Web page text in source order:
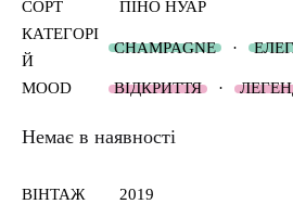
СОРТ
ПІНО НУАР
КАТЕГОРІ
Й
CHAMPAGNE ·
MOOD ВІДКРИТТЯ ·
Немає в наявності
ВІНТАЖ
2019